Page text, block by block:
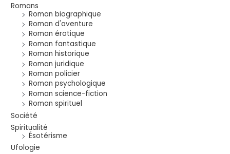
Romans
Roman biographique
Roman d'aventure
Roman érotique
Roman fantastique
Roman historique
Roman juridique
Roman policier
Roman psychologique
Roman science-fiction
Roman spirituel
Société
Spiritualité
Ésotérisme
Ufologie